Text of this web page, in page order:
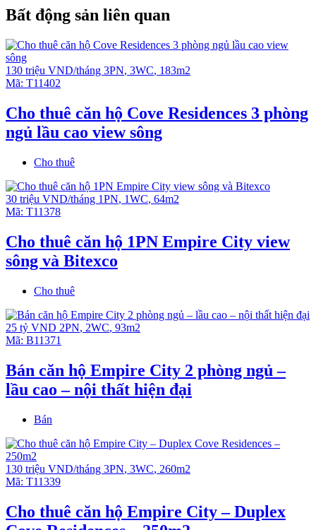
ID: prohousevn)
Email: infoempirecity@gmail.com
Video giới thiệu Empire City
Empire City tiện nghi và tiện ích
Bất động sản liên quan
130 triệu VND/tháng 3PN, 3WC, 183m2
Mã: T11402
Cho thuê căn hộ Cove Residences 3 phòng
ngủ lầu cao view sông
Cho thuê
30 triệu VND/tháng 1PN, 1WC, 64m2
Mã: T11378
Cho thuê căn hộ 1PN Empire City view
sông và Bitexco
Cho thuê
25 tỷ VND 2PN, 2WC, 93m2
Mã: B11371
Bán căn hộ Empire City 2 phòng ngủ –
lầu cao – nội thất hiện đại
Bán
130 triệu VND/tháng 3PN, 3WC, 260m2
Mã: T11339
Cho thuê căn hộ Empire City – Duplex